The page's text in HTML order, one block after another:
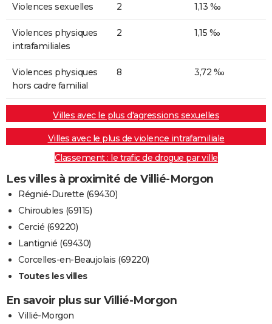
Violences sexuelles 2 1,13 ‰
Violences physiques
intrafamiliales
2 1,15 ‰
Violences physiques
hors cadre familial
8 3,72 ‰
Villes avec le plus d'agressions sexuelles
Villes avec le plus de violence intrafamiliale
Classement : le trafic de drogue par ville
Les villes à proximité de Villié-Morgon
Régnié-Durette (69430)
Chiroubles (69115)
Cercié (69220)
Lantignié (69430)
Corcelles-en-Beaujolais (69220)
Toutes les villes
En savoir plus sur Villié-Morgon
Villié-Morgon